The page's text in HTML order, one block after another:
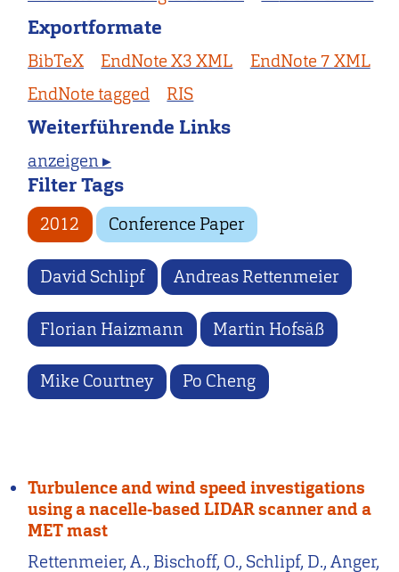
Exportformate
BibTeX EndNote X3 XML
EndNote 7 XML
EndNote tagged
RIS
Weiterführende Links
anzeigen ▸
Filter Tags
2012 Conference Paper
David Schlipf Andreas Rettenmeier
Florian Haizmann Martin Hofsäß
Mike Courtney Po Cheng
Turbulence and wind speed investigations
using a nacelle-based LIDAR scanner and a
MET mast
Rettenmeier, A., Bischoff, O., Schlipf, D., Anger,